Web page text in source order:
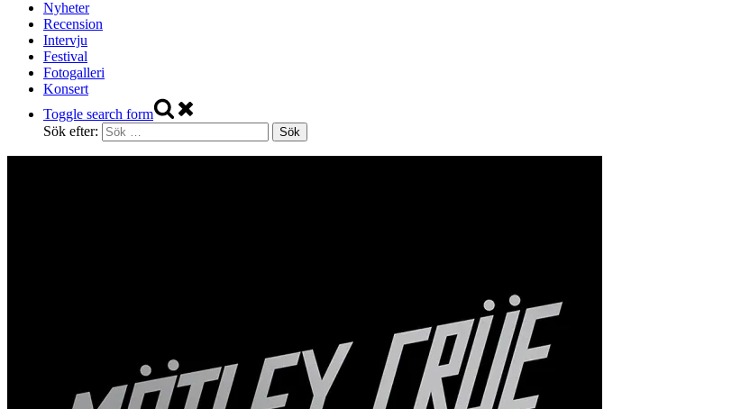
Nyheter
Recension
Intervju
Festival
Fotogalleri
Konsert
Toggle search form
Sök efter: